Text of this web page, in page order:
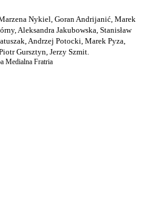
Nykiel, Goran Andrijanić, Marek
Aleksandra Jakubowska, Stanisław
Andrzej Potocki, Marek Pyza,
Gursztyn, Jerzy Szmit.
Medialna Fratria